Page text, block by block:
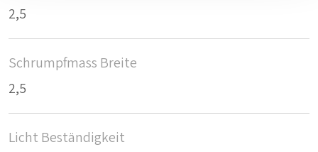
2,5
Schrumpfmass Breite
2,5
Licht Beständigkeit